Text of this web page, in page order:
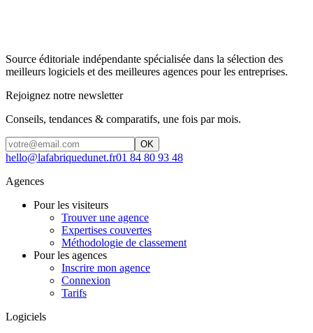
Source éditoriale indépendante spécialisée dans la sélection des
meilleurs logiciels et des meilleures agences pour les entreprises.
Rejoignez notre newsletter
Conseils, tendances & comparatifs, une fois par mois.
OK
hello@lafabriquedunet.fr01 84 80 93 48
Agences
Pour les visiteurs
Trouver une agence
Expertises couvertes
Méthodologie de classement
Pour les agences
Inscrire mon agence
Connexion
Tarifs
Logiciels